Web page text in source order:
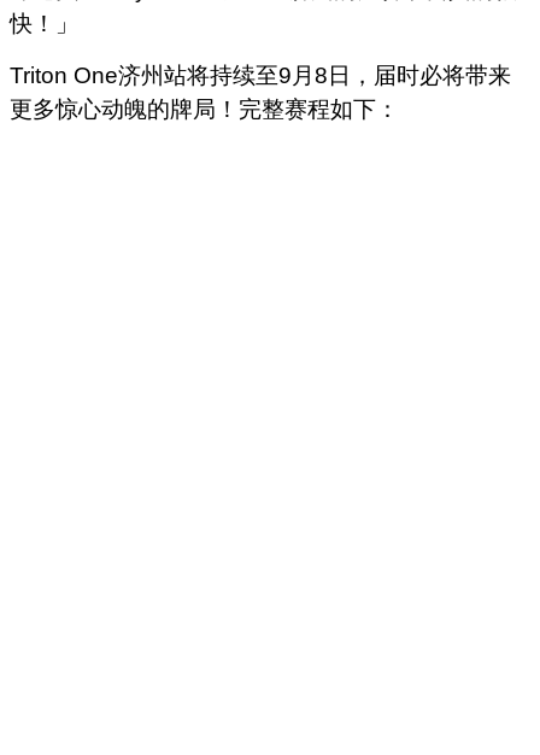
快！」
Triton One济州站将持续至9月8日，届时必将带来
更多惊心动魄的牌局！完整赛程如下：